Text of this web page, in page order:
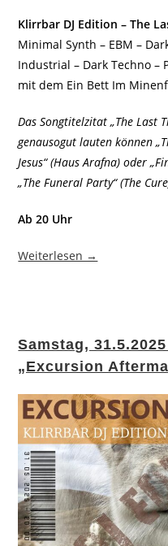
Klirrbar DJ Edition – The
Minimal Synth – EBM –
Industrial – Dark Techno –
mit dem Ein Bett Im
Das Songtitelzitat „The Last
genausogut lauten können
Jesus“ (Haus Arafna) oder
„The Funeral Party“ (The
Ab 20 Uhr
Weiterlesen →
Samstag,
„Excursion